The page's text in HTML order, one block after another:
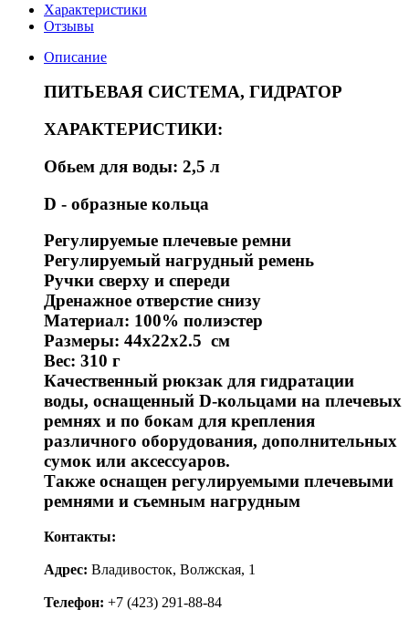
Характеристики
Отзывы
Описание
ПИТЬЕВАЯ СИСТЕМА, ГИДРАТОР
ХАРАКТЕРИСТИКИ:
Обьем для воды: 2,5 л
D - образные кольца
Регулируемые плечевые ремни
Регулируемый нагрудный ремень
Ручки сверху и спереди
Дренажное отверстие снизу
Материал: 100% полиэстер
Размеры: 44х22х2.5 см
Вес: 310 г
Качественный рюкзак для гидратации
воды, оснащенный D-кольцами на плечевых
ремнях и по бокам для крепления
различного оборудования, дополнительных
сумок или аксессуаров.
Также оснащен регулируемыми плечевыми
ремнями и съемным нагрудным
Контакты:
Адрес: Владивосток, Волжская, 1
Телефон: +7 (423) 291-88-84